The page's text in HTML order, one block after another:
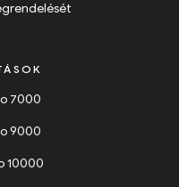
7000
9000
10000